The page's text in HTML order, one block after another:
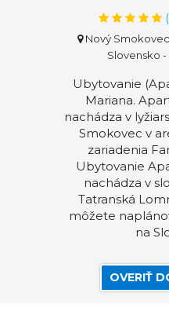
(
Nový Smokovec,
Slovensko -
Ubytovanie
Mariana.
nachádza v
Smokovec v
zariadenia
Ubytovanie
nachádza v
Tatranská
môžete
na
OVERIŤ